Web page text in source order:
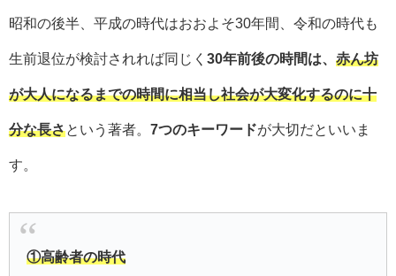
昭和の後半、平成の時代はおおよそ30年間、令和の時代も
生前退位が検討されれば同じく 30年前後の時間は、 赤ん坊
が大人になるまでの時間に相当し社会が大変化するのに十
分な長さという著者。 7つのキーワードが大切だといいま
す。
①高齢者の時代